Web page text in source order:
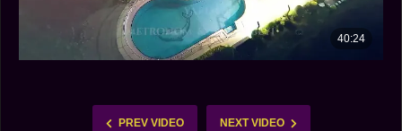
PREV VIDEO NEXT VIDEO